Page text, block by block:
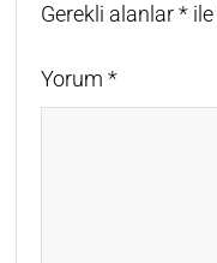
Gerekli alanlar*
Yorum *